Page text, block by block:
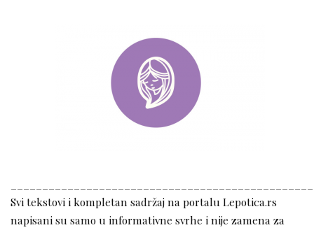
Svi tekstovi i kompletan sadržaj na portalu Lepotica.rs
napisani su samo u informativne svrhe i nije zamena za